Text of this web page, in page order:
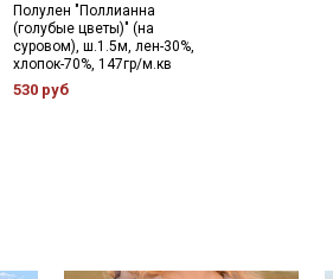
Полулен "Поллианна
(голубые цветы)" (на
суровом), ш.1.5м, лен-30%,
хлопок-70%, 147гр/м.кв
530 руб
Подписаться